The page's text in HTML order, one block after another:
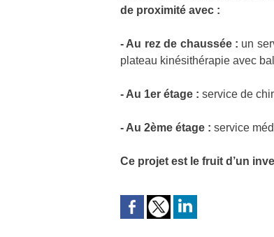
de proximité avec :
- Au rez de chaussée : un
plateau kinésithérapie avec
- Au 1er étage : service de
- Au 2ème étage : service
Ce projet est le fruit d’un